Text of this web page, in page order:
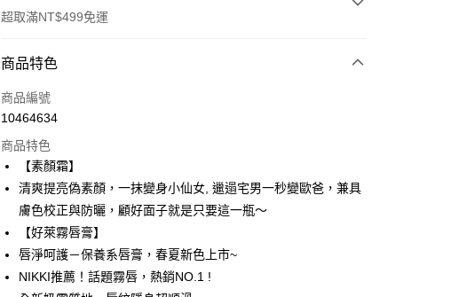
超取滿NT$499免運
付款方式
信用卡一次付款
LINE Pay
Apple Pay
街口支付
悠遊付
ATM付款
商品特色
商品編號
10464634
商品特色
【素顏霜】
清爽提亮偽素顏，一抹變身小仙女, 邋遢宅男一秒變歐爸，兼具
膚色校正與防曬，顧好面子就是只要這一瓶～
【好萊霧唇膏】
唇淨呵護－保養系唇膏，春夏新色上市~
NIKKI推薦！話題霧唇，熱銷NO.1 !